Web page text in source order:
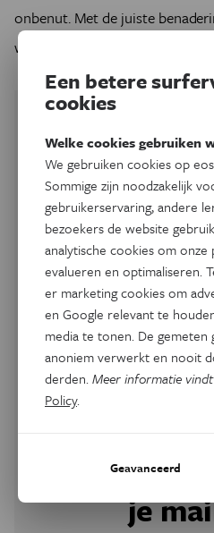
onbenut. Met de juiste
winnen.’
Elke
vrijdag
je
Een betere
cookies
Welke cookies gebruiken
We gebruiken cookies op
Sommige zijn noodzakelijk
gebruikerservaring, andere
bezoekers de website
analytische cookies om
evalueren en optimaliseren.
er marketing cookies om
en Google relevant te
media te tonen. De gemeten
anoniem verwerkt en nooit
derden.Meer informatie
Policy.
Geavanceerd